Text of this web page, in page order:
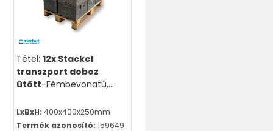
Tétel: 12x Stackel
transzport doboz
ütött-Fémbevonatú,
LxBxH: 400x400x250mm
Termék azonosító: 159649